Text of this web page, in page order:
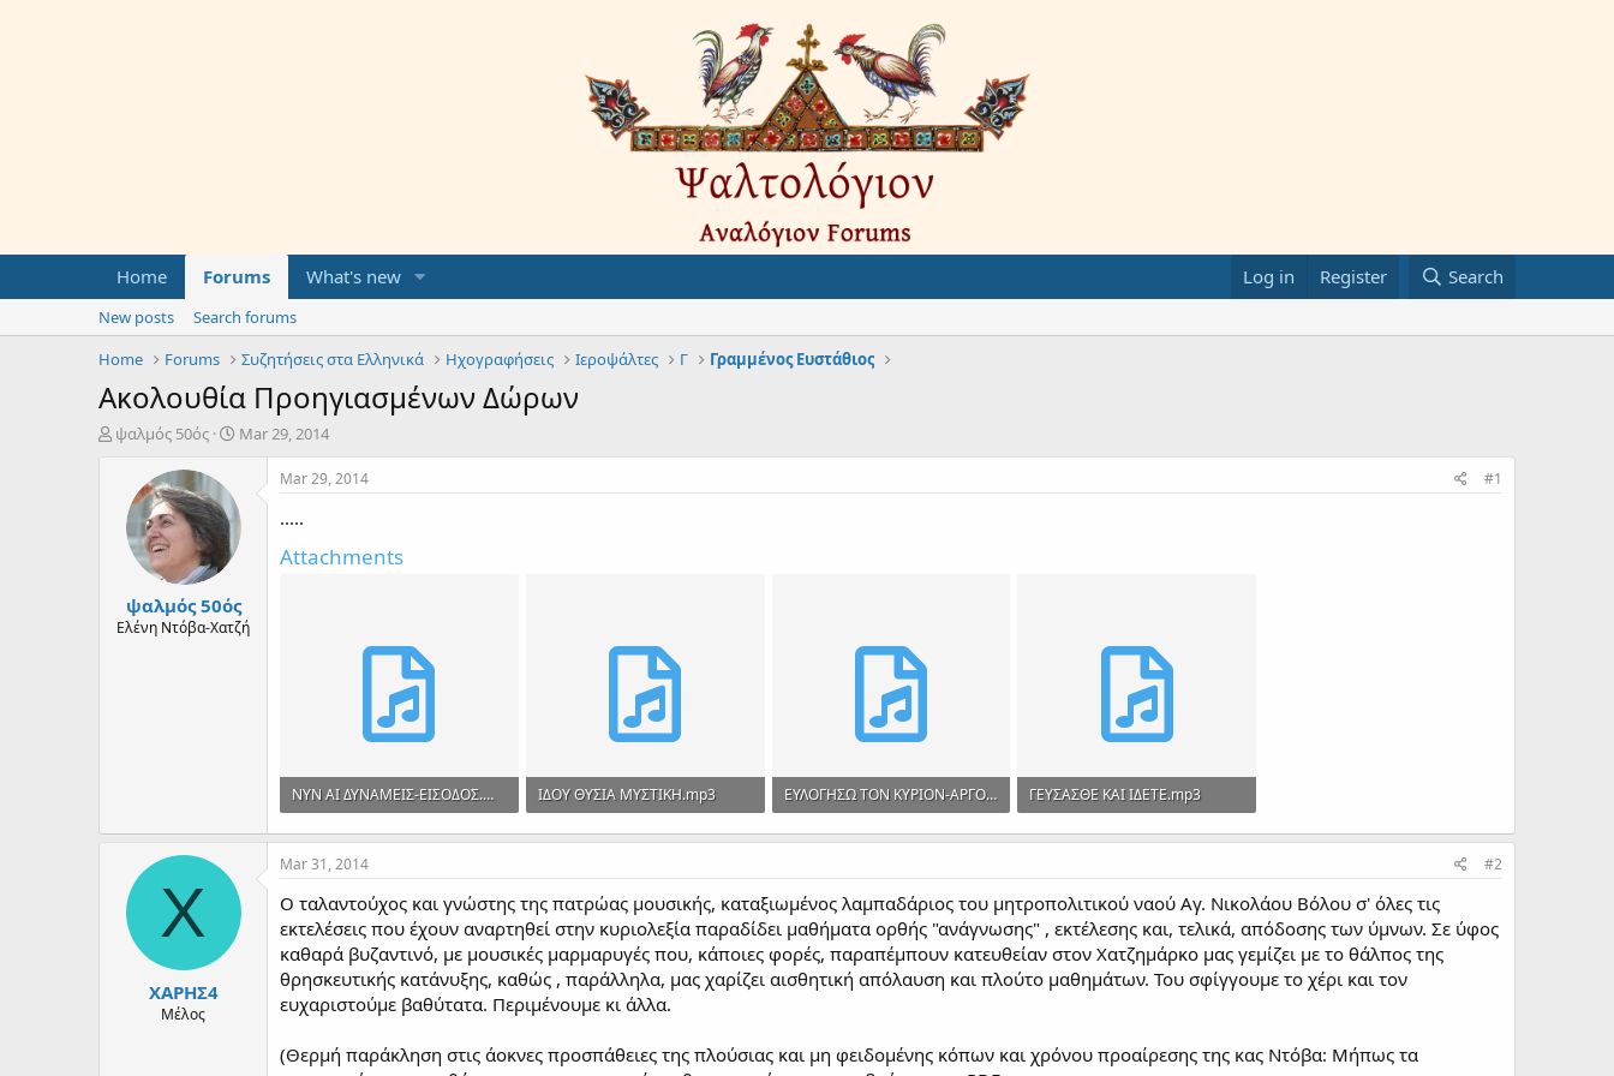
Home Forums What's new Log in Register Search
New posts
Search forums
Home
Forums Συζητήσεις στα Ελληνικά Ηχογραφήσεις Ιεροψάλτες Γ Γραμμένος Ευστάθιος
Ακολουθία Προηγιασμένων Δώρων
T
r
ψαλμός 50ός
S
t
d
e
Mar 29, 2014
ψαλμός 50ός
Ελένη Ντόβα-Χατζή
Mar 29, 2014 #1
.....
Attachments
ΝΥΝ ΑΙ ΔΥΝΑΜΕΙΣ-ΕΙΣΟΔΟΣ.mp3
5.3 MB · Views: 76
ΙΔΟΥ ΘΥΣΙΑ ΜΥΣΤΙΚΗ.mp3
2.6 MB · Views: 31
ΕΥΛΟΓΗΣΩ ΤΟΝ ΚΥΡΙΟΝ-ΑΡΓΟΝ ΚΑΙ ΣΥΝΤΟΜΟΝ.mp3
8.6 MB · Views: 23
ΓΕΥΣΑΣΘΕ ΚΑΙ ΙΔΕΤΕ.mp3
8.9 MB · Views: 217
Χ
ΧΑΡΗΣ4
Μέλος
Mar 31, 2014 #2
Ο ταλαντούχος και γνώστης της πατρώας μουσικής, καταξιωμένος λαμπαδάριος του μητροπολιτικού ναού Αγ. Νικολάου Βόλου σ' όλες τις
εκτελέσεις που έχουν αναρτηθεί στην κυριολεξία παραδίδει μαθήματα ορθής "ανάγνωσης" , εκτέλεσης και, τελικά, απόδοσης των ύμνων. Σε ύφος
καθαρά βυζαντινό, με μουσικές μαρμαρυγές που, κάποιες φορές, παραπέμπουν κατευθείαν στον Χατζημάρκο μας γεμίζει με το θάλπος της
θρησκευτικής κατάνυξης, καθώς , παράλληλα, μας χαρίζει αισθητική απόλαυση και πλούτο μαθημάτων. Του σφίγγουμε το χέρι και τον
ευχαριστούμε βαθύτατα. Περιμένουμε κι άλλα.
(Θερμή παράκληση στις άοκνες προσπάθειες της πλούσιας και μη φειδομένης κόπων και χρόνου προαίρεσης της κας Ντόβα: Μήπως τα